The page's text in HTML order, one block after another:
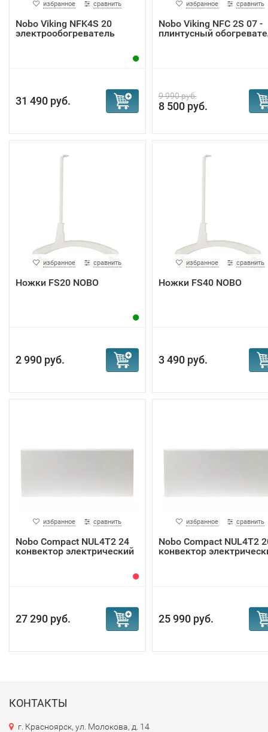
избранное сравнить
Nobo Viking NFK4S 20
электрообогреватель
31 490 руб.
избранное сравнить
Nobo Viking NFС 2S 07 -
плинтусный
9 990 руб.
8 500 руб.
избранное сравнить
Ножки FS20 NOBO
2 990 руб.
избранное сравнить
Ножки FS40 NOBO
3 490 руб.
избранное сравнить
Nobo Compact NUL4T2 24
конвектор электрический
27 290 руб.
избранное сравнить
Nobo Compact NUL4T2
конвектор
25 990 руб.
КОНТАКТЫ
г. Красноярск, ул. Молокова, д. 14